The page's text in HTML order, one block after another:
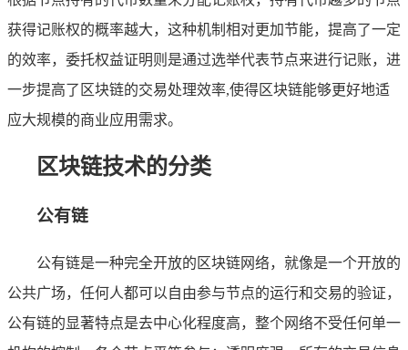
获得记账权的概率越大，这种机制相对更加节能，提高了一定
的效率，委托权益证明则是通过选举代表节点来进行记账，进
一步提高了区块链的交易处理效率,使得区块链能够更好地适
应大规模的商业应用需求。
区块链技术的分类
公有链
公有链是一种完全开放的区块链网络，就像是一个开放的
公共广场，任何人都可以自由参与节点的运行和交易的验证，
公有链的显著特点是去中心化程度高，整个网络不受任何单一